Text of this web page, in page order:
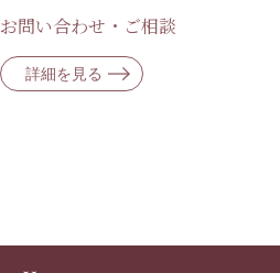
お問い合わせ・ご相談
詳細を見る